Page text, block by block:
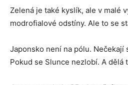
Zelená je také kyslík, ale v malé
modrofialové odstíny. Ale to se
Japonsko není na pólu. Nečekají
Pokud se Slunce nezlobí. A dělá